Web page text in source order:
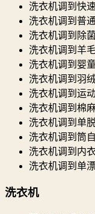
洗衣机调到快
洗衣机调到普
洗衣机调到除
洗衣机调到羊
洗衣机调到婴
洗衣机调到羽
洗衣机调到运
洗衣机调到棉
洗衣机调到单
洗衣机调到筒
洗衣机调到内
洗衣机调到单
洗衣机